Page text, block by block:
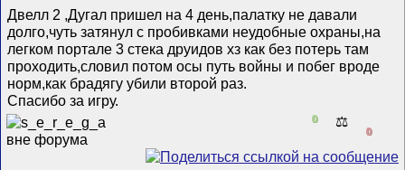
Двелл 2 ,Дугал пришел на 4 день,палатку не давали
долго,чуть затянул с пробивками неудобные охраны,на
легком портале 3 стека друидов хз как без потерь там
проходить,словил потом осы путь войны и побег вроде
норм,как брадягу убили второй раз.
Спасибо за игру.
0 ⚖️
0